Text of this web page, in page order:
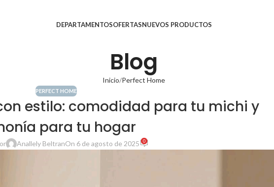
DEPARTAMENTOSOFERTASNUEVOS PRODUCTOS
Blog
Inicio Perfect Home
PERFECT HOME
estilo: comodidad para tu michi y
para tu hogar
Anallely BeltranOn 6 de agosto de 2025 0